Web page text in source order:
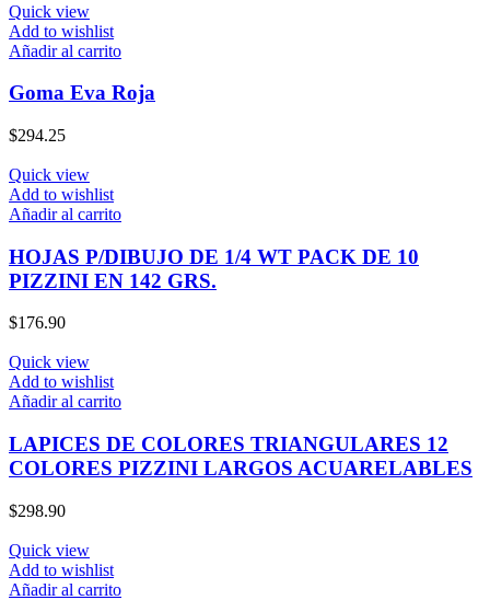
Quick view
Add to wishlist
Añadir al carrito
Goma Eva Roja
$294.25
Quick view
Add to wishlist
Añadir al carrito
HOJAS P/DIBUJO DE 1/4 WT PACK DE 10
PIZZINI EN 142 GRS.
$176.90
Quick view
Add to wishlist
Añadir al carrito
LAPICES DE COLORES TRIANGULARES 12
COLORES PIZZINI LARGOS ACUARELABLES
$298.90
Quick view
Add to wishlist
Añadir al carrito